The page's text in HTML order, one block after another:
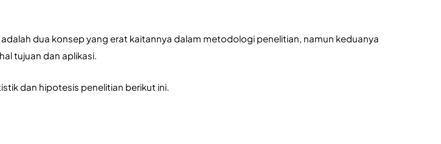
dua konsep yang erat kaitannya dalam metodologi penelitian, namun keduanya
tujuan dan aplikasi.
dan hipotesis penelitian berikut ini.